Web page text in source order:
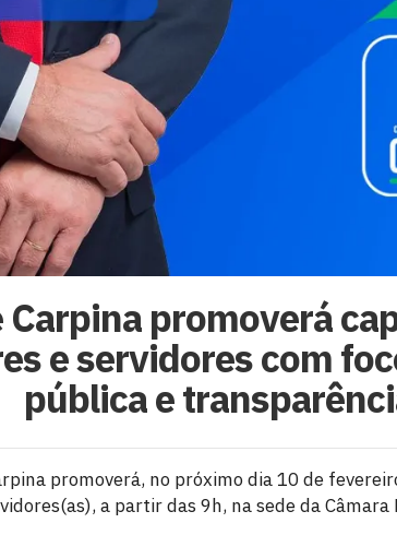
Carpina promoverá
e servidores com
pública e
promoverá, no próximo dia 10 de
a partir das 9h, na sede da